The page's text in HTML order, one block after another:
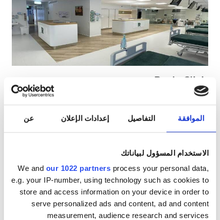
الموافقة التفاصيل إعدادات الإعلان عن
الاستخدام المسؤول لبياناتك
We and our 1022 partners process your personal data,
e.g. your IP-number, using technology such as cookies to
store and access information on your device in order to
serve personalized ads and content, ad and content
measurement, audience research and services
مرضى مصابين بفيروس نقص المناعة البشرية
مرضى مصابين بالتهاب الكبد B
مرضى مصابين بالتهاب الكبد C
المرطبات
شبكة واي فاي مجانيّة
شاشات تلفزيون
انتقالات مجانية
Rapla Clinic
Rapla, إستونيا
مشمول بتغطية بطاقة التأمين الصحيّ الأوروبية
انتظار سيارات مجانيّ
لكل علاج
غسيل الدم ٣٢٦٫٧٨ €
غسيل وترشيح الدم ٣٢٦٫٧٨ €
حجز مبدئي